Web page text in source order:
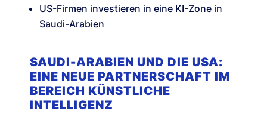
US-Firmen investieren in eine KI-Zone in
Saudi-Arabien
SAUDI-ARABIEN UND DIE USA:
EINE NEUE PARTNERSCHAFT IM
BEREICH KÜNSTLICHE
INTELLIGENZ